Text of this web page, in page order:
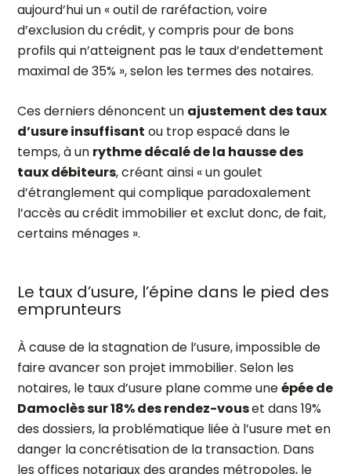
aujourd’hui un « outil de raréfaction, voire
d’exclusion du crédit, y compris pour de bons
profils qui n’atteignent pas le taux d’endettement
maximal de 35% », selon les termes des notaires.
Ces derniers dénoncent un ajustement des taux
d’usure insuffisant ou trop espacé dans le
temps, à un rythme décalé de la hausse des
taux débiteurs, créant ainsi « un goulet
d’étranglement qui complique paradoxalement
l’accès au crédit immobilier et exclut donc, de fait,
certains ménages ».
Le taux d’usure, l’épine dans le pied des
emprunteurs
À cause de la stagnation de l’usure, impossible de
faire avancer son projet immobilier. Selon les
notaires, le taux d’usure plane comme uneépée de
Damoclès sur 18% des rendez-vouset dans 19%
des dossiers, la problématique liée à l’usure met en
danger la concrétisation de la transaction. Dans
les offices notariaux des grandes métropoles, le